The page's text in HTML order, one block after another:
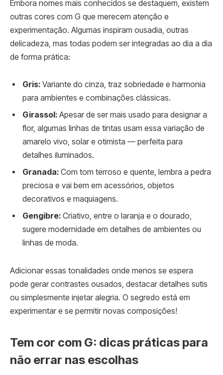
Embora nomes mais conhecidos se destaquem, existem
outras cores com G que merecem atenção e
experimentação. Algumas inspiram ousadia, outras
delicadeza, mas todas podem ser integradas ao dia a dia
de forma prática:
Gris: Variante do cinza, traz sobriedade e harmonia
para ambientes e combinações clássicas.
Girassol: Apesar de ser mais usado para designar a
flor, algumas linhas de tintas usam essa variação de
amarelo vivo, solar e otimista — perfeita para
detalhes iluminados.
Granada: Com tom terroso e quente, lembra a pedra
preciosa e vai bem em acessórios, objetos
decorativos e maquiagens.
Gengibre: Criativo, entre o laranja e o dourado,
sugere modernidade em detalhes de ambientes ou
linhas de moda.
Adicionar essas tonalidades onde menos se espera
pode gerar contrastes ousados, destacar detalhes sutis
ou simplesmente injetar alegria. O segredo está em
experimentar e se permitir novas composições!
Tem cor com G: dicas práticas para
não errar nas escolhas